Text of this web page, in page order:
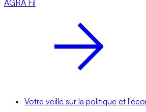
AGRA Fil
Votre veille sur la politique et